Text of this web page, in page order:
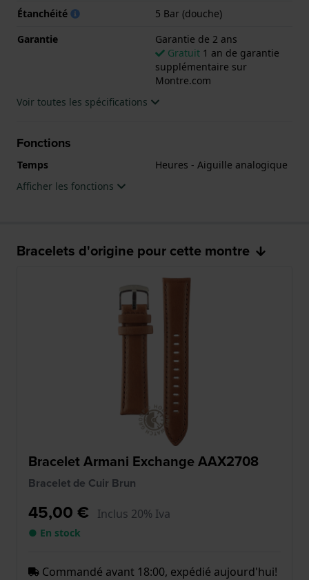
Étanchéité
5 Bar (douche)
Garantie
Garantie de 2 ans
Gratuit 1 an de garantie
supplémentaire sur
Montre.com
Voir toutes les spécifications
Fonctions
Temps
Heures - Aiguille analogique
Afficher les fonctions
Bracelets d'origine pour cette montre
Bracelet Armani Exchange AAX2708
Bracelet de Cuir Brun
45,00 € Inclus 20% Iva
● En stock
Commandé avant 18:00, expédié aujourd'hui!